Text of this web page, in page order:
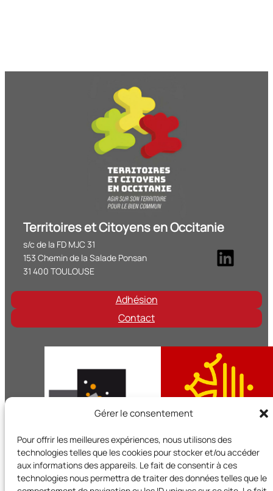
Gérer le consentement
Pour offrir les meilleures expériences, nous utilisons des
technologies telles que les cookies pour stocker et/ou accéder
aux informations des appareils. Le fait de consentir à ces
technologies nous permettra de traiter des données telles que le
Territoires et Citoyens en Occitanie
s/c de la FD MJC 31
153 Chemin de la Salade Ponsan
31 400 TOULOUSE
Adhésion
Contact
Territoires et Citoyens en Occitanie est un réseau régional